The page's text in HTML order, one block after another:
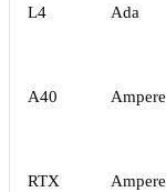
L4 Ada
A40 Ampere
RTX
Ampere